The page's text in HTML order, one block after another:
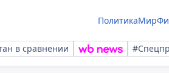
ПолитикаМир
в сравнении